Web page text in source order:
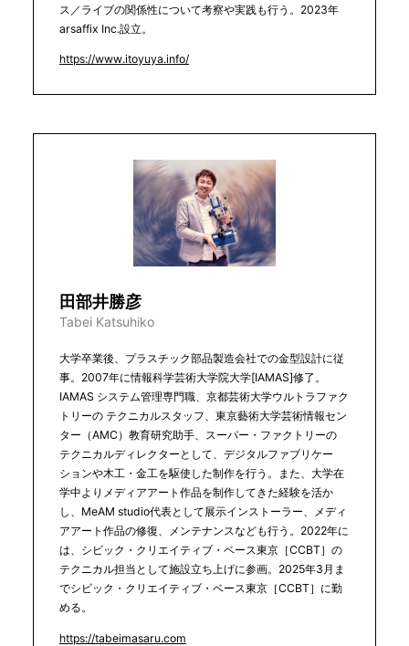
ス／ライブの関係性について考察や実践も行う。2023年
arsaffix Inc.設立。
https://www.itoyuya.info/
田部井勝彦
Tabei Katsuhiko
大学卒業後、プラスチック部品製造会社での金型設計に従
事。2007年に情報科学芸術大学院大学[IAMAS]修了。
IAMAS システム管理専門職、京都芸術大学ウルトラファク
トリーの テクニカルスタッフ、東京藝術大学芸術情報セン
ター（AMC）教育研究助手、スーパー・ファクトリーの
テクニカルディレクターとして、デジタルファブリケー
ションや木工・金工を駆使した制作を行う。また、大学在
学中よりメディアアート作品を制作してきた経験を活か
し、MeAM studio代表として展示インストーラー、メディ
アアート作品の修復、メンテナンスなども行う。2022年に
は、シビック・クリエイティブ・ベース東京［CCBT］の
テクニカル担当として施設立ち上げに参画。2025年3月ま
でシビック・クリエイティブ・ベース東京［CCBT］に勤
める。
https://tabeimasaru.com